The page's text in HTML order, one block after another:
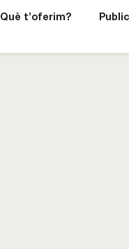
Què t’oferim?